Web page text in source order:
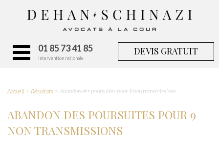
01 85 73 41 85
Intervention nationale
DEVIS GRATUIT
Accueil Résultats Abandon des poursuites pour 9 non transmissions
ABANDON DES POURSUITES POUR 9
NON TRANSMISSIONS